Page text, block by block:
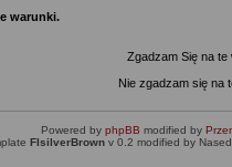
warunki.
Zgadzam Się na te
Nie zgadzam się na
Powered by phpBB modified by
FIsilverBrownv 0.2 modified by